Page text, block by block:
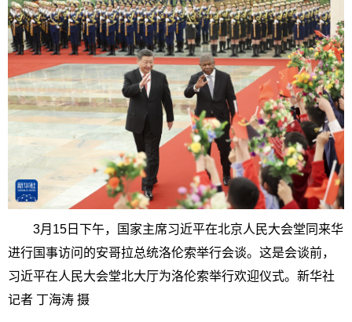
3月15日下午，国家主席习近平在北京人民大会堂同来华
进行国事访问的安哥拉总统洛伦索举行会谈。这是会谈前，
习近平在人民大会堂北大厅为洛伦索举行欢迎仪式。新华社
记者 丁海涛 摄